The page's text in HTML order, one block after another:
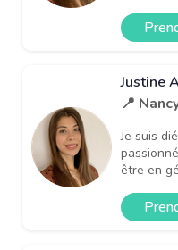
Justine
📍
Je suis
être en